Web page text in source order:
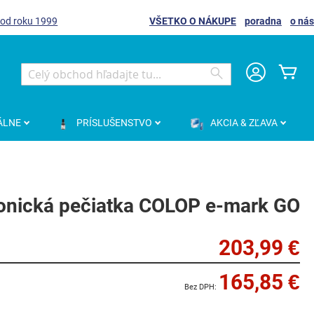
roku 1999 VŠETKO O NÁKUPE poradna o nás
Search
PRÍSLUŠENSTVO AKCIA & ZĽAVA
pečiatka COLOP e-mark GO
203,99 €
165,85 €